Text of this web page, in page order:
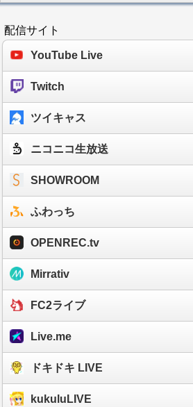
配信サイト
YouTube Live
Twitch
ツイキャス
ニコニコ生放送
SHOWROOM
ふわっち
OPENREC.tv
Mirrativ
FC2ライブ
Live.me
ドキドキ LIVE
kukuluLIVE